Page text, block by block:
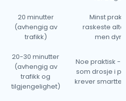
våre drosjer er tilgjengelige
20 minutter
(avhengig av
trafikk)
Minst
raskeste
men
20-30 minutter
(avhengig av
trafikk og
tilgjengelighet)
Noe praktisk -
som drosje i
krever